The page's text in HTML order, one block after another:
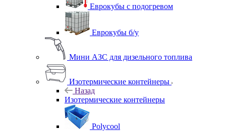
Еврокубы с подогревом
Еврокубы б/у
Мини АЗС для дизельного топлива
Изотермические контейнеры
Назад
Изотермические контейнеры
Polycool